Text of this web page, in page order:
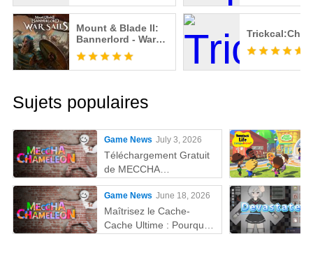
Mount & Blade II:
Bannerlord - War
Sails
Sujets populaires
Game News July 3, 2026
Téléchargement Gratuit
de MECCHA
CHAMELEON sur PC
Game News June 18, 2026
Maîtrisez le Cache-
Cache Ultime : Pourquoi